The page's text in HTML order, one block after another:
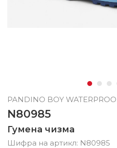
PANDINO BOY
N80985
Гумена чизма
Шифра на артикл: N80985